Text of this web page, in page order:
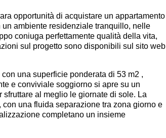
opportunità di acquistare un appartamento
ambiente residenziale tranquillo, nelle
coniuga perfettamente qualità della vita,
sul progetto sono disponibili sul sito web
una superficie ponderata di 53 m2 ,
e conviviale soggiorno si apre su un
al meglio le giornate di sole. La
una fluida separazione tra zona giorno e
completano un insieme